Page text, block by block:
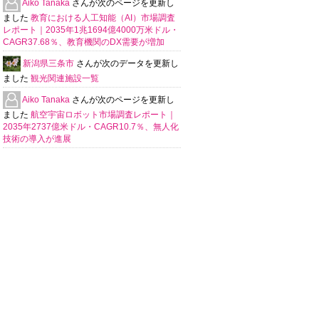
Aiko Tanaka さんが次のページを更新し
ました 教育における人工知能（AI）市場調査
レポート｜2035年1兆1694億4000万米ドル・
CAGR37.68％、教育機関のDX需要が増加
新潟県三条市 さんが次のデータを更新し
ました 観光関連施設一覧
Aiko Tanaka さんが次のページを更新し
ました 航空宇宙ロボット市場調査レポート｜
2035年2737億米ドル・CAGR10.7％、無人化
技術の導入が進展